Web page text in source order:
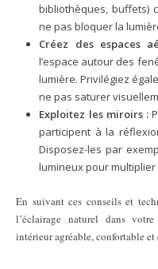
bibliothèques, buffets)
ne pas bloquer la
Créez des espaces
l’espace autour des
lumière. Privilégiez
ne pas saturer
Exploitez les miroirs :
participent à la
Disposez-les par
lumineux pour
En suivant ces conseils et
l’éclairage naturel dans
intérieur agréable, confortable